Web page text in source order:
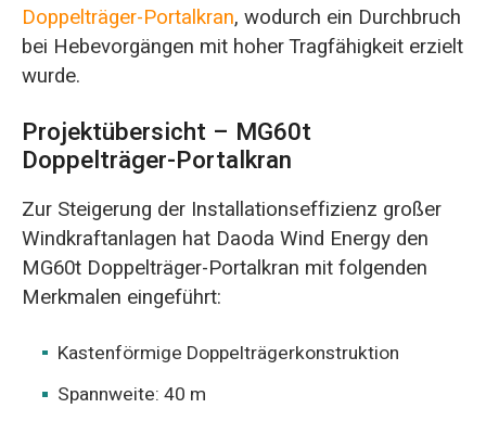
Doppelträger-Portalkran, wodurch ein Durchbruch
bei Hebevorgängen mit hoher Tragfähigkeit erzielt
wurde.
Projektübersicht – MG60t
Doppelträger-Portalkran
Zur Steigerung der Installationseffizienz großer
Windkraftanlagen hat Daoda Wind Energy den
MG60t Doppelträger-Portalkran mit folgenden
Merkmalen eingeführt:
Kastenförmige Doppelträgerkonstruktion
Spannweite: 40 m